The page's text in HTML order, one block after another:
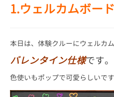
1.ウェルカムボード
本日は、体験クルーにウェルカ
バレンタイン仕様です。
色使いもポップで可愛らしいで